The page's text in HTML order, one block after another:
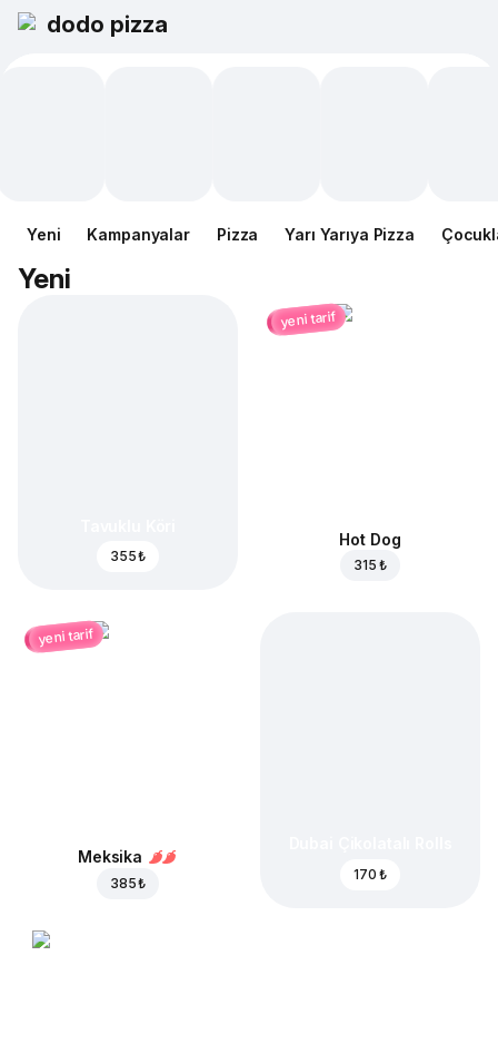
dodo pizza
Yeni Kampanyalar Pizza Yarı Yarıya Pizza
Yeni
355 ₺
yeni tarif
Hot Dog
315 ₺
yeni tarif
Meksika
385 ₺
170 ₺